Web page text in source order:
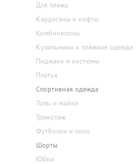
Для пляжа
Кардиганы и кофты
Комбинезоны
Купальники и пляжная одежда
Пиджаки и костюмы
Платья
Спортивная одежда
Топы и майки
Трикотаж
Футболки и поло
Шорты
Юбки